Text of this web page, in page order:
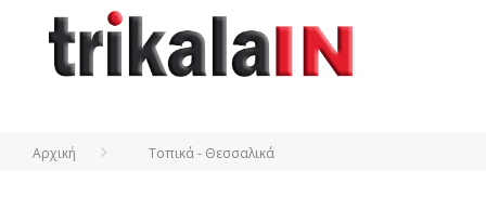
Αρχική Τοπικά - Θεσσαλικά